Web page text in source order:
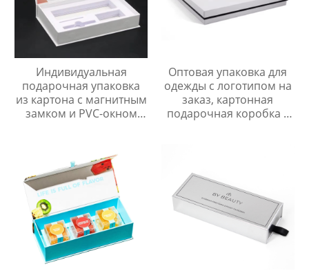
Индивидуальная
подарочная упаковка
из картона с магнитным
замком и PVC-окном
Оптовая упаковка для
одежды с логотипом на
заказ, картонная
подарочная коробка с